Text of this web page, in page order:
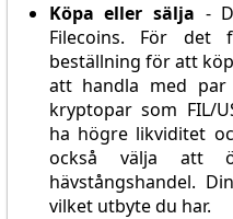
Köpa eller sälja -
Filecoins. För
beställning för att
att handla med par
kryptopar som FIL/
ha högre likviditet
också välja att
hävstångshandel.
vilket utbyte du har.